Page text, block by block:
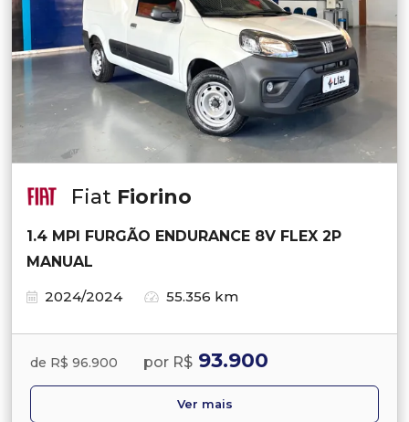
Fiat Fiorino
1.4 MPI FURGÃO ENDURANCE 8V FLEX 2P
MANUAL
2024/2024
55.356 km
de R$ 96.900 por R$ 93.900
Ver mais